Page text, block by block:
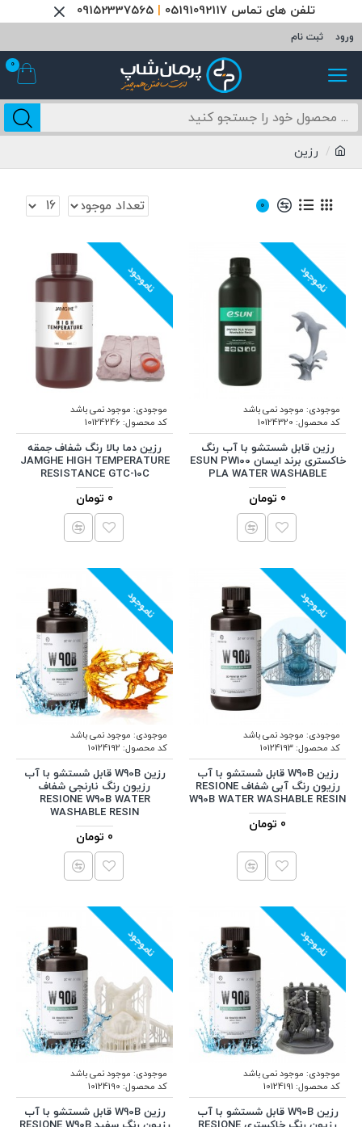
تلفن های تماس 05191092117 09152337565
ورود ثبت نام
0
رزین
0
ناموجود
موجودی: موجود نمی باشد
کد محصول: 10124320
رزین قابل شستشو با آب رنگ
خاکستری برند ایسان ESUN PW100
PLA WATER WASHABLE
0 تومان
ناموجود
موجودی: موجود نمی باشد
کد محصول: 10124246
رزین دما بالا رنگ شفاف جمقه
JAMGHE HIGH TEMPERATURE
RESISTANCE GTC-10C
0 تومان
ناموجود
موجودی: موجود نمی باشد
کد محصول:10124193
رزین W90B قابل شستشو با آب
رزیون رنگ آبی شفاف RESIONE
W90B WATER WASHABLE RESIN
0 تومان
ناموجود
موجودی: موجود نمی باشد
کد محصول: 10124192
رزین W90B قابل شستشو با آب
رزیون رنگ نارنجی شفاف
RESIONE W90B WATER
WASHABLE RESIN
0 تومان
ناموجود
موجودی: موجود نمی باشد
کد محصول: 10124191
رزین W90B قابل شستشو با آب
ناموجود
موجودی: موجود نمی باشد
کد محصول: 10124190
رزین W90B قابل شستشو با آب